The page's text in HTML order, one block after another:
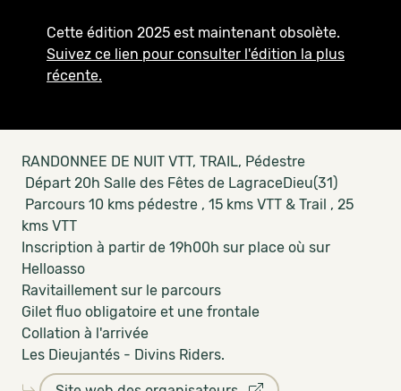
Cette édition 2025 est maintenant obsolète.
Suivez ce lien pour consulter l'édition la plus
récente.
RANDONNEE DE NUIT VTT, TRAIL, Pédestre
Départ 20h Salle des Fêtes de LagraceDieu(31)
Parcours 10 kms pédestre , 15 kms VTT & Trail , 25
kms VTT
Inscription à partir de 19h00h sur place où sur
Helloasso
Ravitaillement sur le parcours
Gilet fluo obligatoire et une frontale
Collation à l'arrivée
Les Dieujantés - Divins Riders.